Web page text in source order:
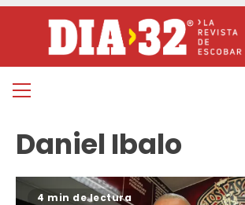
contenido
Menú
Daniel Ibalo
4 min de lectura